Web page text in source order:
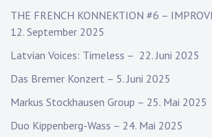
THE FRENCH KONNEKTION #6 –
12. September 2025
Latvian Voices: Timeless – 22. Juni 2025
Das Bremer Konzert – 5. Juni 2025
Markus Stockhausen Group – 25. Mai 2025
Duo Kippenberg-Wass – 24. Mai 2025